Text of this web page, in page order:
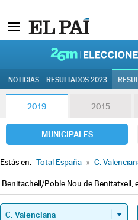
NOTICIAS RESULTADOS 2023
2019 2015
MUNICIPALES
Estás en: Total España » C.
Benitachell/Poble Nou de Benitatxell,